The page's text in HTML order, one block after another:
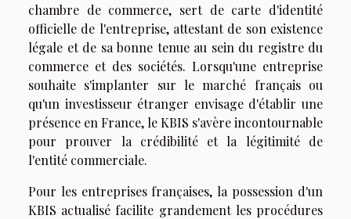
chambre de commerce, sert de carte d'identité
officielle de l'entreprise, attestant de son existence
légale et de sa bonne tenue au sein du registre du
commerce et des sociétés. Lorsqu'une entreprise
souhaite s'implanter sur le marché français ou
qu'un investisseur étranger envisage d'établir une
présence en France, le KBIS s'avère incontournable
pour prouver la crédibilité et la légitimité de
l'entité commerciale.
Pour les entreprises françaises, la possession d'un
KBIS actualisé facilite grandement les procédures